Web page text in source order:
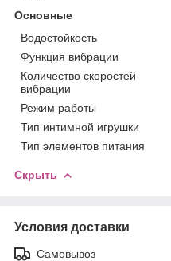
Основные
Водостойкость
Функция вибрации
Количество скоростей
вибрации
Режим работы
Тип интимной игрушки
Тип элементов питания
Скрыть
Условия доставки
Самовывоз